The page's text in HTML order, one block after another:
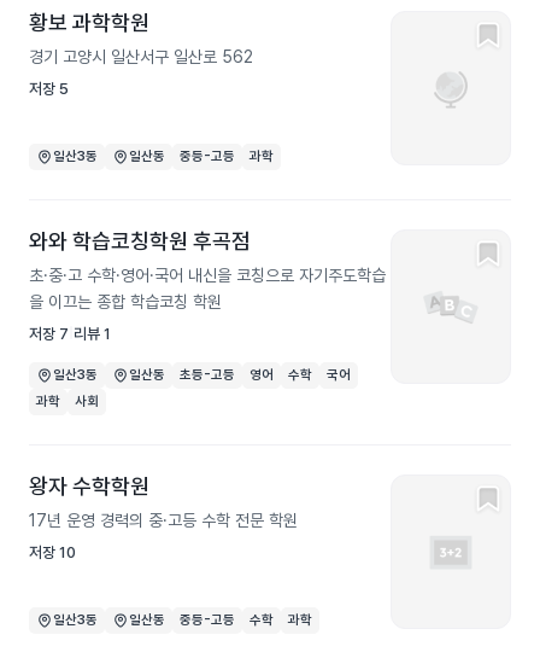
황보 과학학원
경기 고양시 일산서구 일산로 562
저장 5
일산3동 일산동 중등-고등 과학
와와 학습코칭학원 후곡점
초·중·고 수학·영어·국어 내신을 코칭으로 자기주도학습
을 이끄는 종합 학습코칭 학원
저장 7 리뷰 1
일산3동 일산동 초등-고등 영어 수학
국어
과학
사회
왕자 수학학원
17년 운영 경력의 중·고등 수학 전문 학원
저장 10
일산3동 일산동 중등-고등 수학 과학